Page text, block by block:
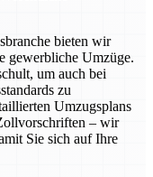
bieten wir
gewerbliche Umzüge.
um auch bei
zu
Umzugsplans
– wir
Sie sich auf Ihre